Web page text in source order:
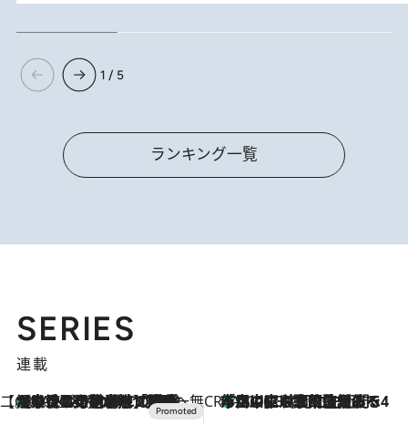
1 / 5
ランキング一覧
SERIES
連載
【CREA×星野リゾート】唯一無二。癒しと発見が待つ場所へ
2026.8.7
【トンボの足水浴】ヒノキの香りに包まれて涼感マックス！約13℃の湧水かけ流しを避暑地「星野温泉 トンボの湯」で体験 CREA'S CHOICE
2026.8.7
「立川にも歌舞伎があるんだよ」 片岡仁左衛門・市川中車ら豪華座組みで4年目の立川立飛歌舞伎へ